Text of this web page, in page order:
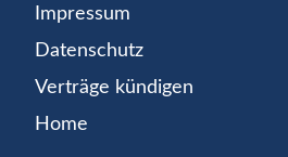
Impressum
Datenschutz
Verträge kündigen
Home